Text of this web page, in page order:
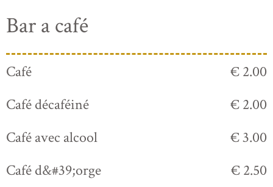
Bar a café
Café
€ 2.00
Café décaféiné
€ 2.00
Café avec alcool
€ 3.00
Café d&#39;orge
€ 2.50